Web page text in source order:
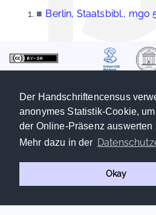
Der Handschriftencensus
anonymes Statistik-Cookie,
der Online-Präsenz auswerten
Mehr dazu in der
Okay
■ Berlin, Staatsbibl., mgo